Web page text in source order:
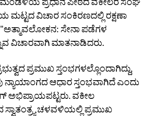
ಮಟ್ಟದ ವಿಚಾರ ಸಂಕಿರಣದಲ್ಲಿ ರಕ್ಷಣಾ
ಸೇನಾ ಪಡೆಗಳ
ವಿಚಾರವಾಗಿ ಮಾತನಾಡಿದರು.
ಪ್ರಮುಖ ಸ್ತಂಭಗಳಲ್ಲೊಂದಾಗಿದ್ದು,
ಆಧಾರ ಸ್ತಂಭವಾಗಿದೆ ಎಂದು
ಅಭಿಪ್ರಾಯಪಟ್ಟರು. ವಕೀಲ
ಚಳವಳಿಯಲ್ಲಿ ಪ್ರಮುಖ